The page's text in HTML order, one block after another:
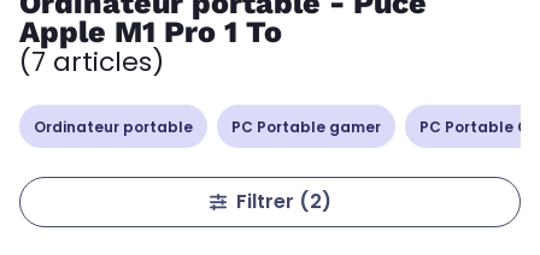
Apple M1 Pro 1 To
(7 articles)
Ordinateur portable PC Portable gamer PC Portable
Filtrer (2)